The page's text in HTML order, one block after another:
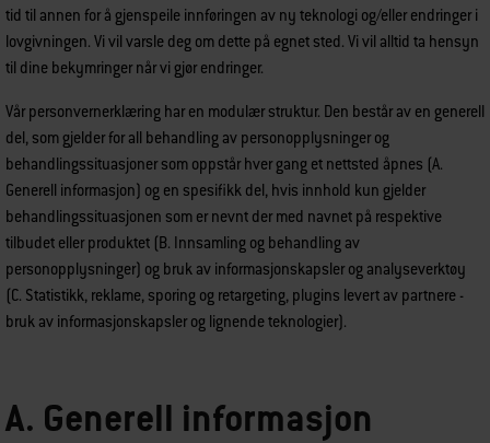
tid til annen for å gjenspeile innføringen av ny teknologi og/eller endringer i
lovgivningen. Vi vil varsle deg om dette på egnet sted. Vi vil alltid ta hensyn
til dine bekymringer når vi gjør endringer.
Vår personvernerklæring har en modulær struktur. Den består av en generell
del, som gjelder for all behandling av personopplysninger og
behandlingssituasjoner som oppstår hver gang et nettsted åpnes (A.
Generell informasjon) og en spesifikk del, hvis innhold kun gjelder
behandlingssituasjonen som er nevnt der med navnet på respektive
tilbudet eller produktet (B. Innsamling og behandling av
personopplysninger) og bruk av informasjonskapsler og analyseverktøy
(C. Statistikk, reklame, sporing og retargeting, plugins levert av partnere -
bruk av informasjonskapsler og lignende teknologier).
A. Generell informasjon